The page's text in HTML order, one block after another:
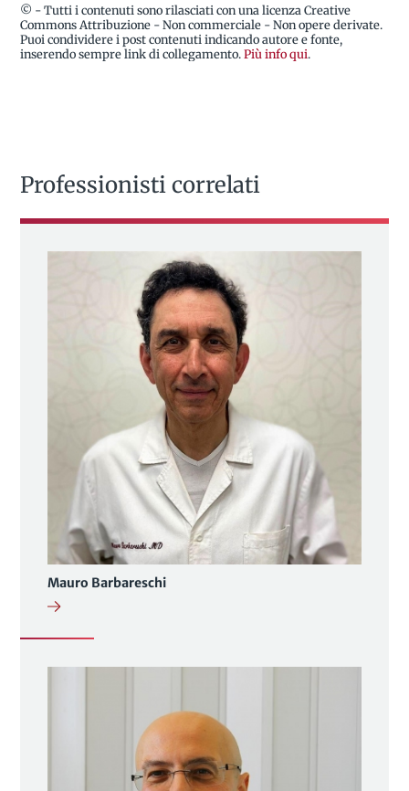
© - Tutti i contenuti sono rilasciati con una licenza Creative
Commons Attribuzione - Non commerciale - Non opere derivate.
Puoi condividere i post contenuti indicando autore e fonte,
inserendo sempre link di collegamento.Più info qui.
Professionisti correlati
Mauro Barbareschi